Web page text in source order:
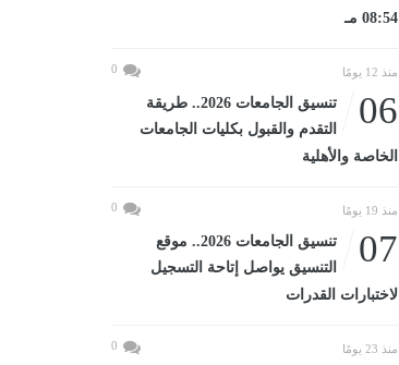
08:54 مـ
منذ 12 يومًا 0
06
تنسيق الجامعات 2026.. طريقة
التقدم والقبول بكليات الجامعات
الخاصة والأهلية
منذ 19 يومًا 0
07
تنسيق الجامعات 2026.. موقع
التنسيق يواصل إتاحة التسجيل
لاختبارات القدرات
منذ 23 يومًا 0